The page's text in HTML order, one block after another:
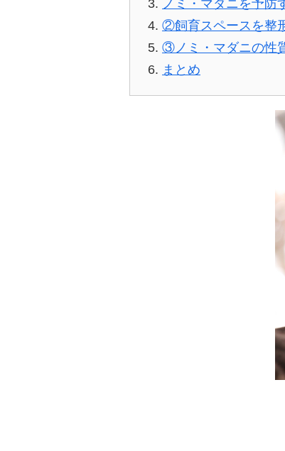
ノミ・マダニを予防
②飼育スペースを整
③ノミ・マダニの性
まとめ